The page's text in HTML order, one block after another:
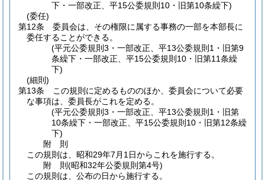
下・一部改正、平15公委規則10・旧第10条繰下)
(委任)
第12条
委員会は、その権限に属する事務の一部を本部長に
委任することができる。
(平元公委規則3・一部改正、平13公委規則1・旧第9
条繰下・一部改正、平15公委規則10・旧第11条繰
下)
(細則)
第13条
この規則に定めるもののほか、委員会について必要
な事項は、委員長がこれを定める。
(平元公委規則3・一部改正、平13公委規則1・旧第
10条繰下・一部改正、平15公委規則10・旧第12条繰
下)
附 則
この規則は、昭和29年7月1日からこれを施行する。
附 則(昭和32年公委規則第4号)
この規則は、公布の日から施行する。